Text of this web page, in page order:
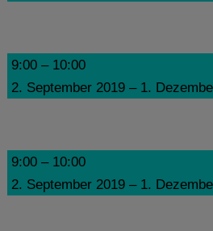
9:00 – 10:00
2. September 2019 – 1.
9:00 – 10:00
2. September 2019 – 1.